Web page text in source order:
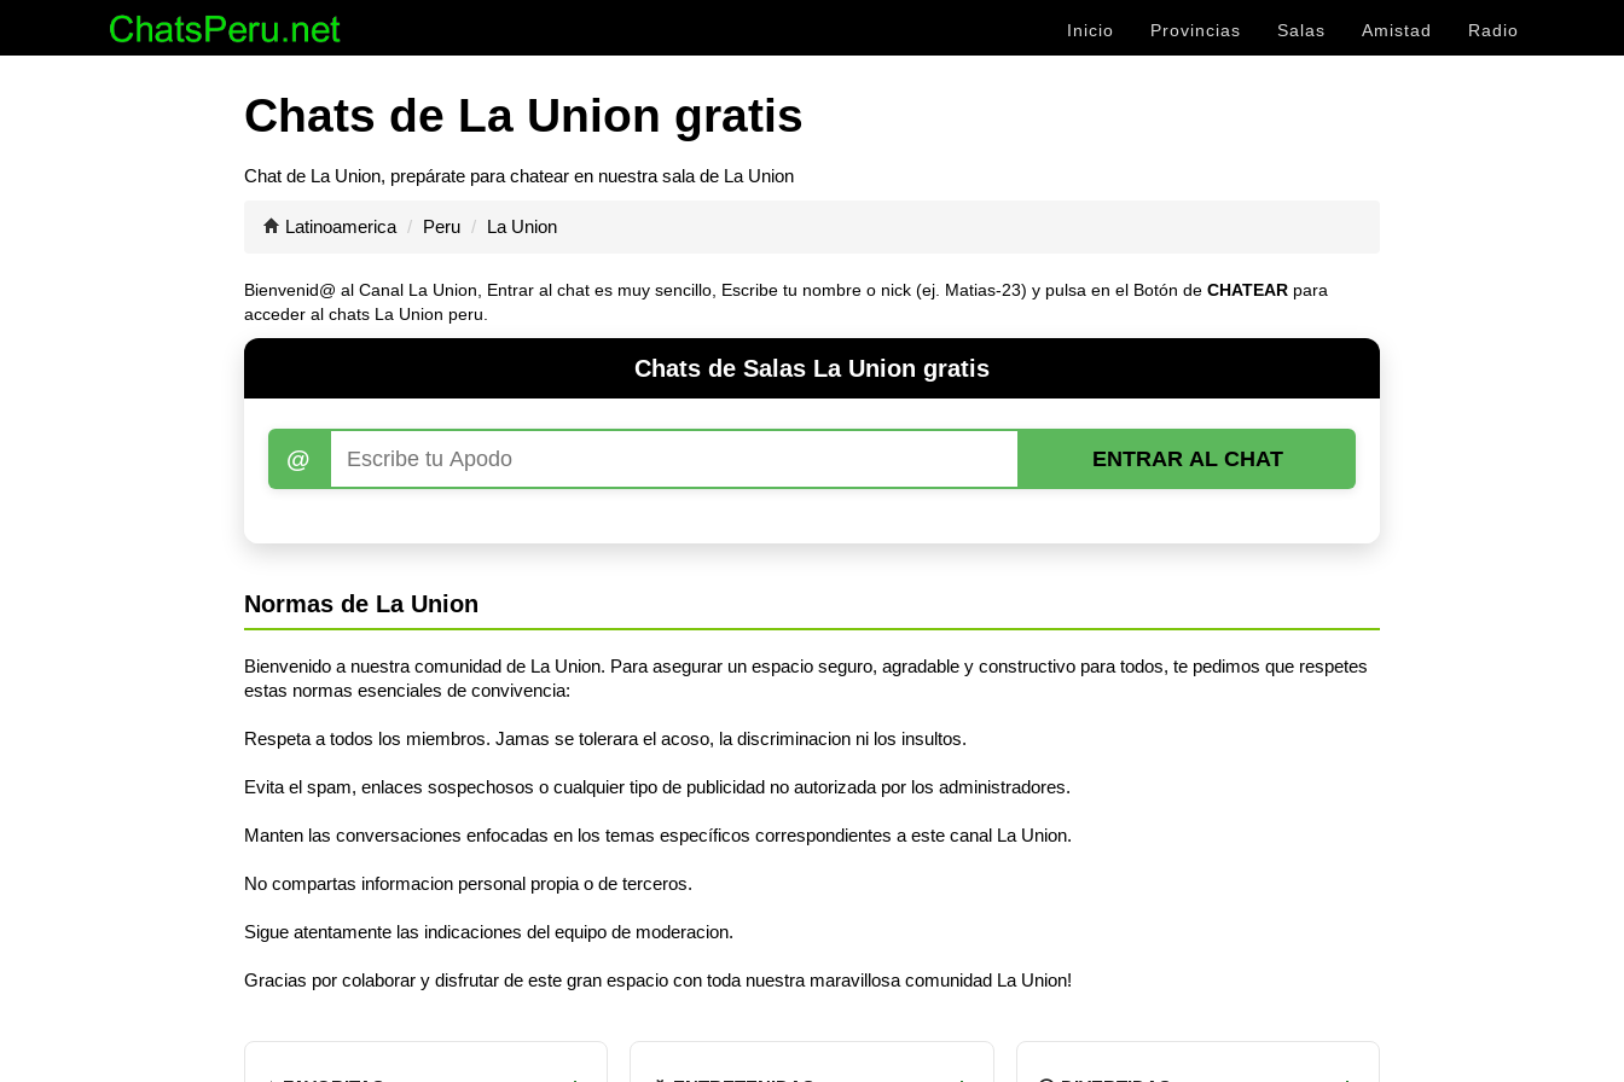
Inicio Provincias Salas Amistad Radio
Chats de La Union gratis
Chat de La Union, prepárate para chatear en nuestra sala de La Union
Latinoamerica Peru La Union
Bienvenid@ al Canal La Union , Entrar al chat es muy sencillo, Escribe tu nombre o nick (ej. Matias-23) y pulsa en el Botón de CHATEAR para
acceder al chats La Union peru.
Chats de Salas La Union gratis
@ ENTRAR AL CHAT
Normas de La Union
Bienvenido a nuestra comunidad de La Union. Para asegurar un espacio seguro, agradable y constructivo para todos, te pedimos que respetes
estas normas esenciales de convivencia:
Respeta a todos los miembros. Jamas se tolerara el acoso, la discriminacion ni los insultos.
Evita el spam, enlaces sospechosos o cualquier tipo de publicidad no autorizada por los administradores.
Manten las conversaciones enfocadas en los temas específicos correspondientes a este canal La Union.
No compartas informacion personal propia o de terceros.
Sigue atentamente las indicaciones del equipo de moderacion.
Gracias por colaborar y disfrutar de este gran espacio con toda nuestra maravillosa comunidad La Union!